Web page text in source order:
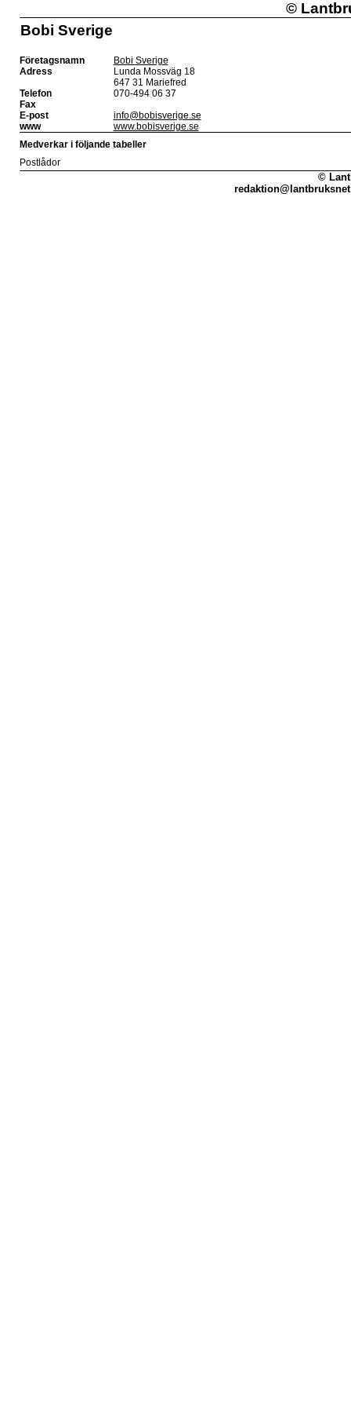
©
Bobi Sverige
Företagsnamn
Bobi Sverige
Adress
Lunda Mossväg 18
647 31 Mariefred
Telefon
070-494 06 37
Fax
E-post
info@bobisverige.se
www
www.bobisverige.se
Medverkar i följande tabeller
Postlådor
©